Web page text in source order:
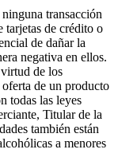
transacción
tarjetas de crédito o
de dañar la
negativa en ellos.
de los
oferta de un producto
todas las leyes
Titular de la
también están
a menores